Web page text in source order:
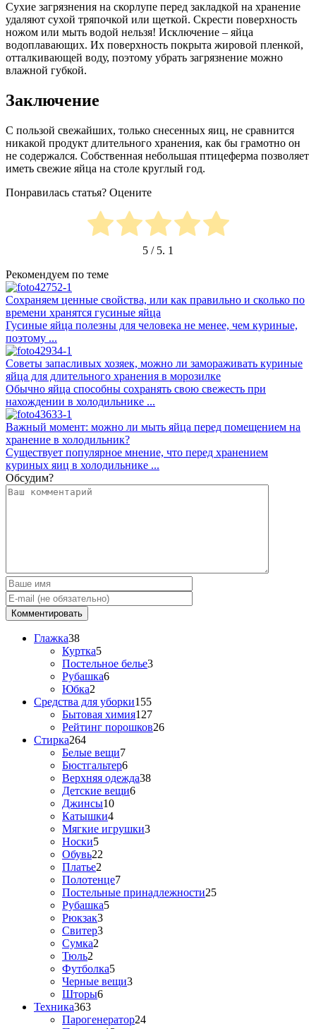
Сухие загрязнения на скорлупе перед закладкой на хранение
удаляют сухой тряпочкой или щеткой. Скрести поверхность
ножом или мыть водой нельзя! Исключение – яйца
водоплавающих. Их поверхность покрыта жировой пленкой,
отталкивающей воду, поэтому убрать загрязнение можно
влажной губкой.
Заключение
С пользой свежайших, только снесенных яиц, не сравнится
никакой продукт длительного хранения, как бы грамотно он
не содержался. Собственная небольшая птицеферма позволяет
иметь свежие яйца на столе круглый год.
Понравилась статья? Оцените
5 / 5. 1
Рекомендуем по теме
Сохраняем ценные свойства, или как правильно и сколько по
времени хранятся гусиные яйца
Гусиные яйца полезны для человека не менее, чем куриные,
поэтому ...
Советы запасливых хозяек, можно ли замораживать куриные
яйца для длительного хранения в морозилке
Обычно яйца способны сохранять свою свежесть при
нахождении в холодильнике ...
Важный момент: можно ли мыть яйца перед помещением на
хранение в холодильник?
Существует популярное мнение, что перед хранением
куриных яиц в холодильнике ...
Обсудим?
Глажка38
Куртка5
Постельное белье3
Рубашка6
Юбка2
Средства для уборки155
Бытовая химия127
Рейтинг порошков26
Стирка264
Белые вещи7
Бюстгальтер6
Верхняя одежда38
Детские вещи6
Джинсы10
Катышки4
Мягкие игрушки3
Носки5
Обувь22
Платье2
Полотенце7
Постельные принадлежности25
Рубашка5
Рюкзак3
Свитер3
Сумка2
Тюль2
Футболка5
Черные вещи3
Шторы6
Техника363
Парогенератор24